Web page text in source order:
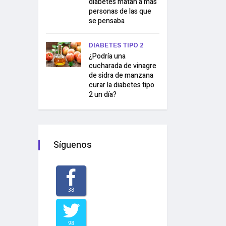
personas de las que
se pensaba
DIABETES TIPO 2
¿Podría una
cucharada de vinagre
de sidra de manzana
curar la diabetes tipo
2 un día?
Síguenos
38
98